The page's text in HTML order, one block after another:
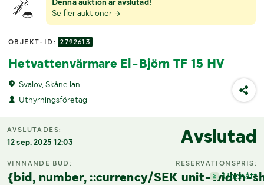
Se fler auktioner
OBJEKT-ID: 2792613
Hetvattenvärmare El-Björn TF 15 HV
Svalöv, Skåne län
Uthyrningsföretag
AVSLUTADES:
12 sep. 2025 12:03 Avslutad
VINNANDE BUD:
{bid, number, ::currency/SEK unit-width-
RESERVATIONSPRIS:
Uppnått